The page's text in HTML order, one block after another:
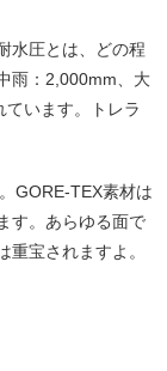
水圧とは、どの程
雨：2,000mm、大
います。トレラ
GORE-TEX素材は
す。あらゆる面で
宝されますよ。